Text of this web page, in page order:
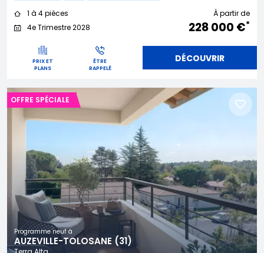
1 à 4 pièces
4e Trimestre 2028
À partir de
228 000 €*
PRIX ET
PLANS
ÊTRE
RAPPELÉ
DÉCOUVRIR
Programme neuf à
AUZEVILLE-TOLOSANE (31)
OFFRE SPÉCIALE